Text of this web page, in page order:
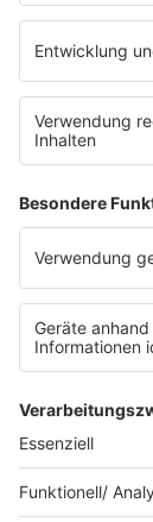
Datenschutz
KI-Leitlinie
Die